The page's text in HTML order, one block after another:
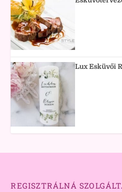
Lux Esküvői
REGISZTRÁLNÁ